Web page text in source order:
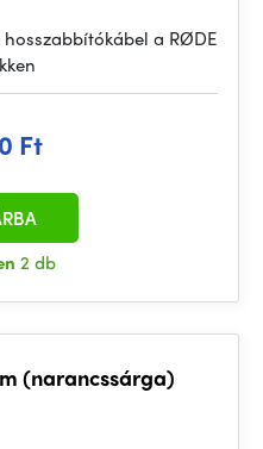
hosszabbítókábel a RØDE
Ft
2 db
(narancssárga)